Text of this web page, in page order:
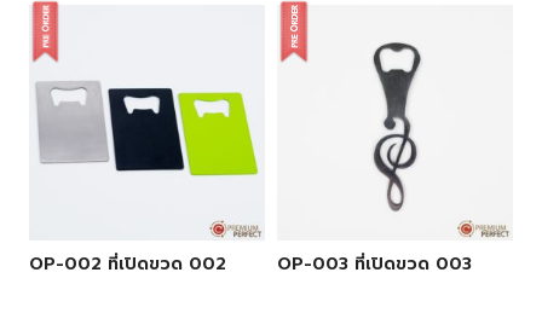
OP-002 ที่เปิดขวด 002 OP-003 ที่เปิดขวด 003